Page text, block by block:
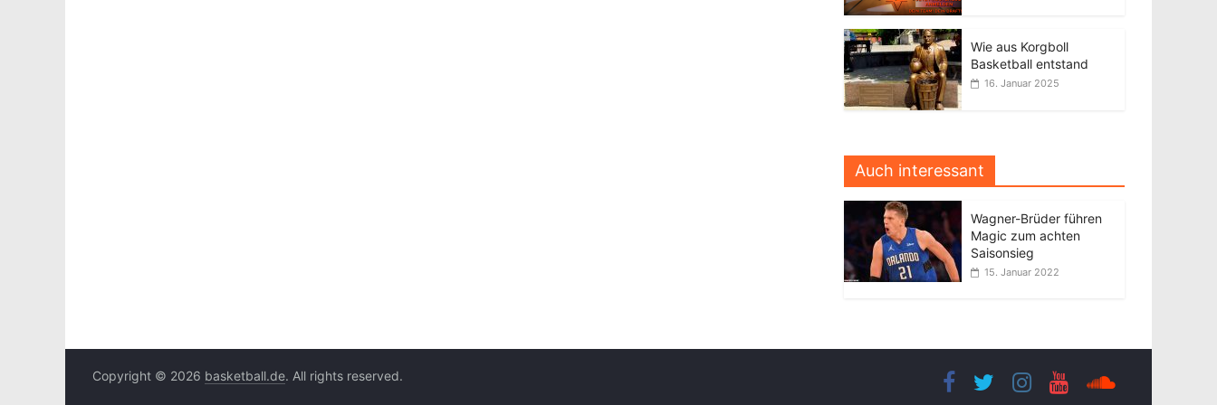
Wie aus Korgboll
Basketball entstand
16. Januar 2025
Auch interessant
Wagner-Brüder führen
Magic zum achten
Saisonsieg
15. Januar 2022
Copyright © 2026 basketball.de. All rights reserved.